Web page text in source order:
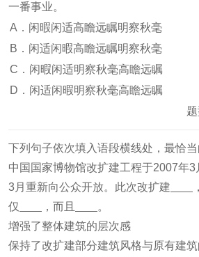
一番事业。
A．闲暇闲适高瞻远瞩明察秋毫
B．闲适闲暇高瞻远瞩明察秋毫
C．闲暇闲适明察秋毫高瞻远瞩
D．闲适闲暇明察秋毫高瞻远瞩
下列句子依次填入语段横线处，最恰当
中国国家博物馆改扩建工程于2007年
3月重新向公众开放。此次改扩建
仅
，而且
。
增强了整体建筑的层次感
保持了改扩建部分建筑风格与原有建筑